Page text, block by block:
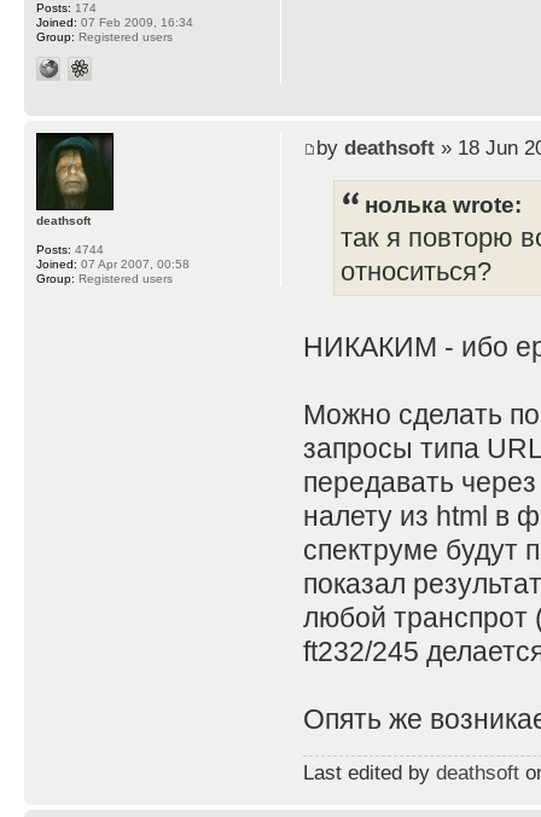
Posts: 174
Joined: 07 Feb 2009, 16:34
Group: Registered users
by deathsoft» 18 Jun
нолька wrote:
так я повторю
относиться?
НИКАКИМ - ибо
Можно сделать
запросы типа
передавать
налету из html в
спектруме будут
показал
любой транспрот
ft232/245
Опять же
Last edited by deathsoft
deathsoft
Posts: 4744
Joined: 07 Apr 2007, 00:58
Group: Registered users